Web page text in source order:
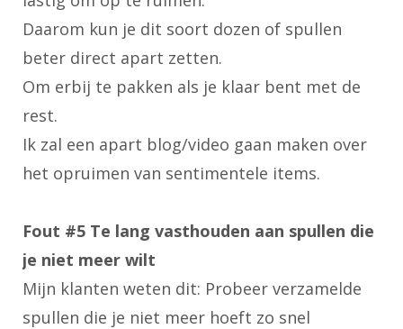
Daarom kun je dit soort dozen of spullen
beter direct apart zetten.
Om erbij te pakken als je klaar bent met de
rest.
Ik zal een apart blog/video gaan maken over
het opruimen van sentimentele items.
Fout #5 Te lang vasthouden aan spullen die
je niet meer wilt
Mijn klanten weten dit: Probeer verzamelde
spullen die je niet meer hoeft zo snel